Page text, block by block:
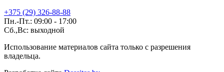
+375 (29) 326-88-88
Пн.-Пт.: 09:00 - 17:00
Сб.,Вс: выходной
Использование материалов сайта только с разрешения
владельца.